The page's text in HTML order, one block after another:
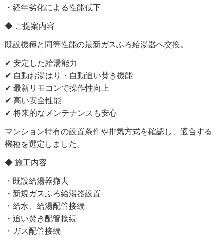
・経年劣化による性能低下
◆ ご提案内容
既設機種と同等性能の最新ガスふろ給湯器へ交換。
✔ 安定した給湯能力
✔ 自動お湯はり・自動追い焚き機能
✔ 最新リモコンで操作性向上
✔ 高い安全性能
✔ 将来的なメンテナンスも安心
マンション特有の設置条件や排気方式を確認し、適合する
機種を選定しました。
◆ 施工内容
・既設給湯器撤去
・新規ガスふろ給湯器設置
・給水、給湯配管接続
・追い焚き配管接続
・ガス配管接続